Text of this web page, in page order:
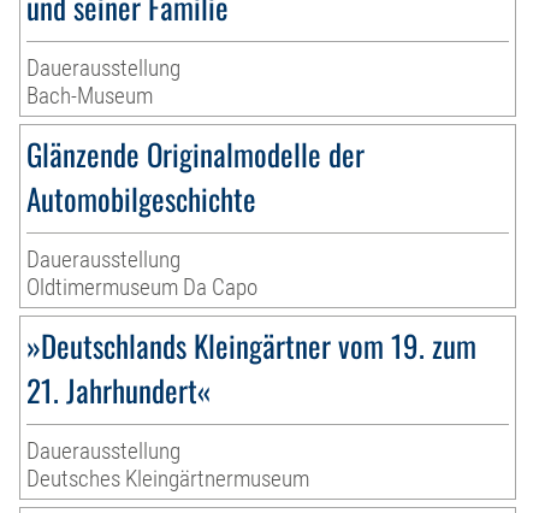
Dauerausstellung
Bach-Museum
Glänzende Originalmodelle der
Automobilgeschichte
Dauerausstellung
Oldtimermuseum Da Capo
»Deutschlands Kleingärtner vom 19. zum
21. Jahrhundert«
Dauerausstellung
Deutsches Kleingärtnermuseum